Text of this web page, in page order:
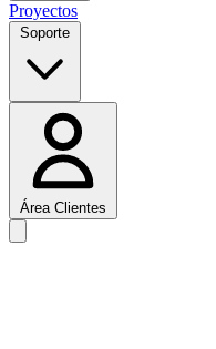
Proyectos
Soporte
Área Clientes